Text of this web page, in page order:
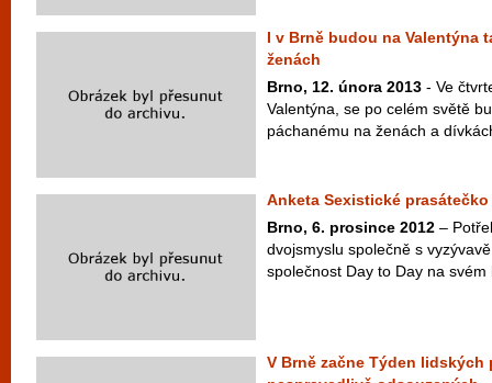
I v Brně budou na Valentýna
ženách
Brno, 12. února 2013 - Ve
Valentýna, se po celém světě
páchanému na ženách a
Anketa Sexistické
Brno, 6. prosince 2012 –
dvojsmyslu společně s
společnost Day to Day na
V Brně začne Týden lidských